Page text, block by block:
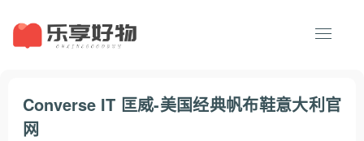
Converse IT 匡威-美国经典帆布鞋意大利官
网